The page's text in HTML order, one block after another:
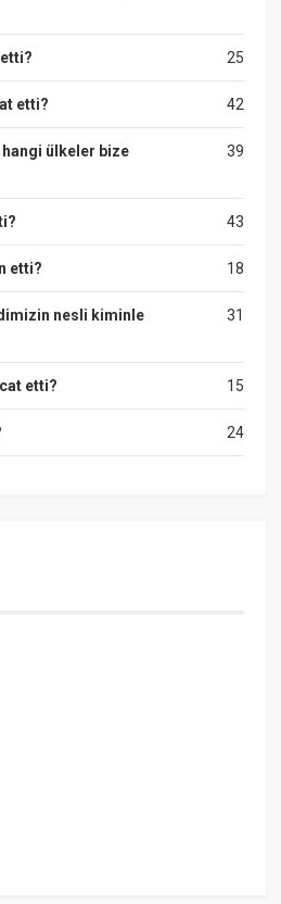
25
42
etti?
39
hangi ülkeler bize
43
18
etti?
31
nesli kiminle
15
etti?
24